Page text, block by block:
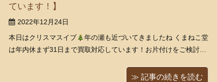
ています！】
2022年12月24日
本日はクリスマスイブ
年の瀬も近づいてきましたね くまねこ堂
は年内休まず31日まで買取対応しています！お片付けをご検討中
は、現在アルバイト・正社員を募集しています！ 気になった方は
≫ 記事の続きを読む